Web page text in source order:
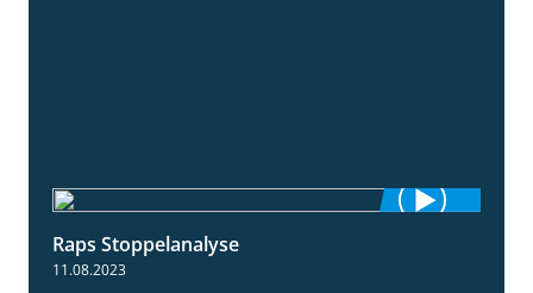
Raps Stoppelanalyse
11.08.2023